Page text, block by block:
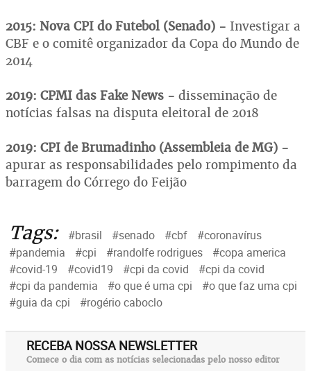
2015: Nova CPI do Futebol (Senado) - Investigar a
CBF e o comitê organizador da Copa do Mundo de
2014
2019: CPMI das Fake News - disseminação de
notícias falsas na disputa eleitoral de 2018
2019: CPI de Brumadinho (Assembleia de MG) -
apurar as responsabilidades pelo rompimento da
barragem do Córrego do Feijão
Tags: #brasil #senado #cbf
#coronavírus
#pandemia
#cpi #randolfe rodrigues
#copa america
#covid-19
#covid19 #cpi da covid
#cpi da covid
#cpi da pandemia
#o que é uma cpi
#o que faz uma cpi
#guia da cpi
#rogério caboclo
RECEBA NOSSA NEWSLETTER
Comece o dia com as notícias selecionadas pelo nosso editor